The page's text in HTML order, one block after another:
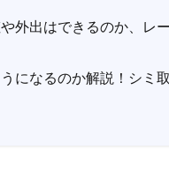
外出はできるのか、レ
になるのか解説！シミ